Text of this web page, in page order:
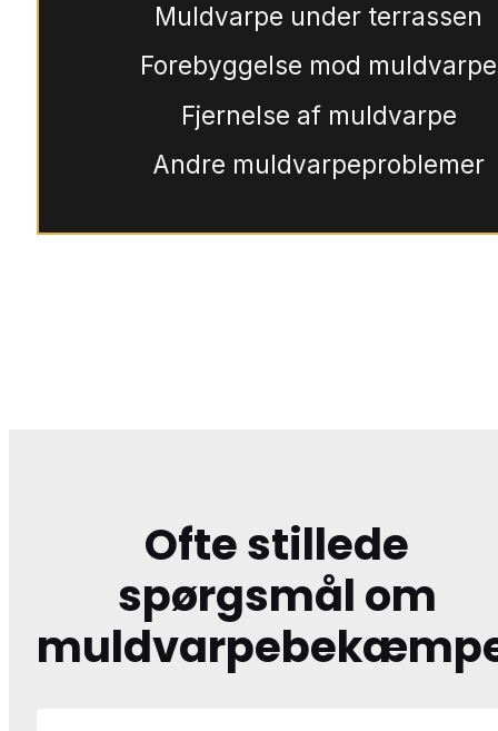
Muldvarpe under terrassen
Forebyggelse mod muldvarpe
Fjernelse af muldvarpe
Andre muldvarpeproblemer
Ofte stillede
spørgsmål om